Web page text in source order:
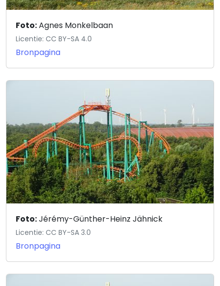
Foto:Agnes Monkelbaan
Licentie: CC BY-SA 4.0
Bronpagina
Foto:Jérémy-Günther-Heinz Jähnick
Licentie: CC BY-SA 3.0
Bronpagina